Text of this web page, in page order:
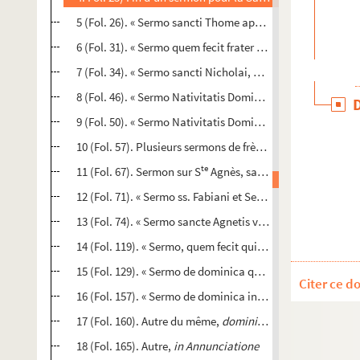
5 (Fol. 26). « Sermo sancti Thome apostoli, quem fecit
6 (Fol. 31). « Sermo quem fecit frater Vitalis de Furno,
7 (Fol. 34). « Sermo sancti Nicholai, quem fecit frater
8 (Fol. 46). « Sermo Nativitatis Domini, quem fecit
9 (Fol. 50). « Sermo Nativitatis Domini, quem fecit
10 (Fol. 57). Plusieurs sermons de frère Jean Richard, de
11 (Fol. 67). Sermon sur Ste Agnès, sans nom d'auteur
12 (Fol. 71). « Sermo ss. Fabiani et Sebastiani, quem
13 (Fol. 74). « Sermo sancte Agnetis virginis, quem
14 (Fol. 119). « Sermo, quem fecit quidam frater
15 (Fol. 129). « Sermo de dominica quinquagesime. »
16 (Fol. 157). « Sermo de dominica in Passione, quem
17 (Fol. 160). Autre du même, dominica in Ramis
18 (Fol. 165). Autre, in Annunciatione
Citer ce